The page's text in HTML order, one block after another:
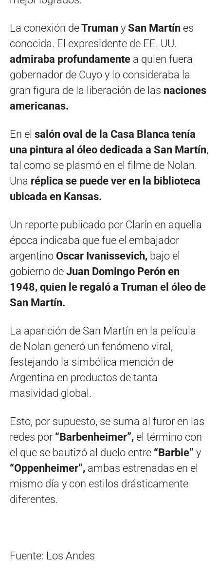
La conexión deTruman y San Martín es
conocida. El expresidente de EE. UU.
admiraba profundamente a quien fuera
gobernador de Cuyo y lo consideraba la
gran figura de la liberación de las naciones
americanas.
En el salón oval de la Casa Blanca tenía
una pintura al óleo dedicada a San Martín,
tal como se plasmó en el filme de Nolan.
Una réplica se puede ver en la biblioteca
ubicada en Kansas.
Un reporte publicado por Clarín en aquella
época indicaba que fue el embajador
argentino Oscar Ivanissevich, bajo el
gobierno de Juan Domingo Perón en
1948, quien le regaló a Truman el óleo de
San Martín.
La aparición de San Martín en la película
de Nolan generó un fenómeno viral,
festejando la simbólica mención de
Argentina en productos de tanta
masividad global.
Esto, por supuesto, se suma al furor en las
redes por “Barbenheimer”, el término con
el que se bautizó al duelo entre “Barbie” y
“Oppenheimer”, ambas estrenadas en el
mismo día y con estilos drásticamente
diferentes.
Fuente: Los Andes